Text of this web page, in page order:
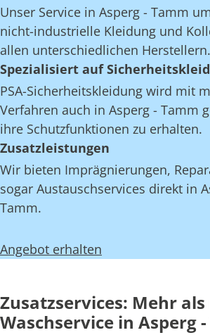
Unser Service in Asperg - Tamm
nicht-industrielle Kleidung und
allen unterschiedlichen Herstellern.
Spezialisiert auf
PSA-Sicherheitskleidung wird mit
Verfahren auch in Asperg - Tamm
ihre Schutzfunktionen zu erhalten.
Zusatzleistungen
Wir bieten Imprägnierungen,
sogar Austauschservices direkt in
Tamm.
Angebot erhalten
Zusatzservices: Mehr
Waschservice in Asperg